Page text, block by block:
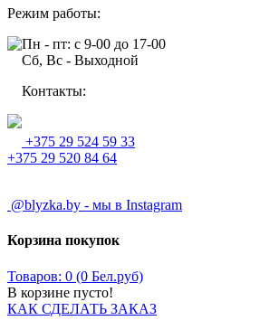
Режим работы:
Пн - пт: с 9-00 до 17-00
Сб, Вс - Выходной
Контакты:
+375 29 524 59 33
+375 29 520 84 64
@blyzka.by - мы в Instagram
Корзина покупок
Товаров: 0 (0 Бел.руб)
В корзине пусто!
КАК СДЕЛАТЬ ЗАКАЗ